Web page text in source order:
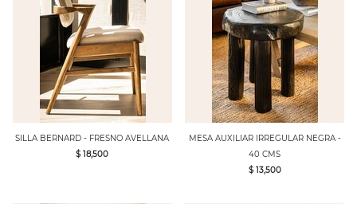
SILLA BERNARD - FRESNO AVELLANA
$ 18,500
MESA AUXILIAR IRREGULAR NEGRA -
40 CMS
$ 13,500